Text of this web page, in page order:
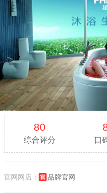
80
综合评分 口
官网网店： 品牌官网